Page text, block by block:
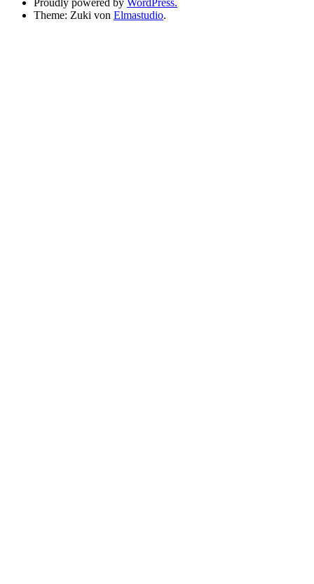
Proudly powered by WordPress.
Theme: Zuki von Elmastudio.